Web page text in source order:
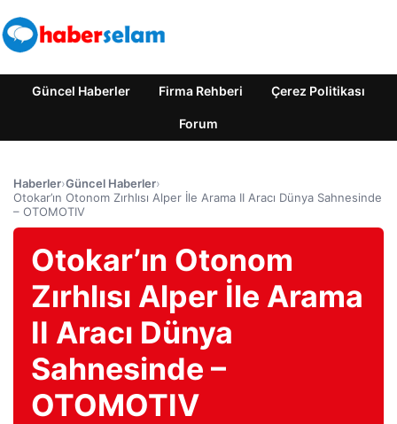
Güncel Haberler Firma Rehberi Çerez Politikası
Forum
Haberler›Güncel Haberler›
Otokar’ın Otonom Zırhlısı Alper İle Arama II Aracı Dünya Sahnesinde
– OTOMOTIV
Otokar’ın Otonom
Zırhlısı Alper İle Arama
II Aracı Dünya
Sahnesinde –
OTOMOTIV